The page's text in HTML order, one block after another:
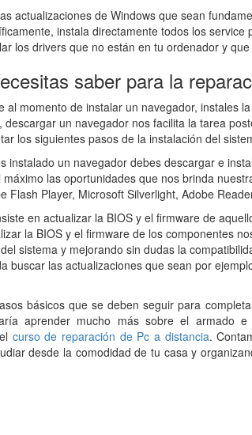
actualizaciones de Windows que sean
instala directamente todos los service
los drivers que no están en tu ordenador y
saber para la
al momento de instalar un navegador, instales
descargar un navegador nos facilita la tarea
los siguientes pasos de la instalación del
instalado un navegador debes descargar e
las oportunidades que nos brinda
Flash Player, Microsoft Silverlight, Adobe
en actualizar la BIOS y el firmware de
la BIOS y el firmware de los componentes
sistema y mejorando sin dudas la
buscar las actualizaciones que sean por
básicos que se deben seguir para
aprender mucho más sobre el armado
curso de reparación de Pc a distancia.
desde la comodidad de tu casa y